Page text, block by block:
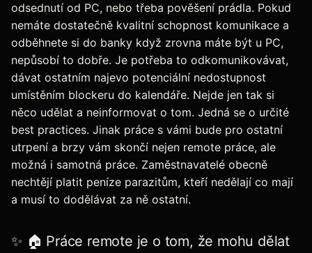
odsednutí od PC, nebo třeba pověšení prádla. Pokud
nemáte dostatečně kvalitní schopnost komunikace a
odběhnete si do banky když zrovna máte být u PC,
nepůsobí to dobře. Je potřeba to odkomunikovávat,
dávat ostatním najevo potenciální nedostupnost
umístěním blockeru do kalendáře. Nejde jen tak si
něco udělat a neinformovat o tom. Jedná se o určité
best practices. Jinak práce s vámi bude pro ostatní
utrpení a brzy vám skončí nejen remote práce, ale
možná i samotná práce. Zaměstnavatelé obecně
nechtějí platit peníze parazitům, kteří nedělají co mají
a musí to dodělávat za ně ostatní.
✨ 🏠 Práce remote je o tom, že mohu dělat